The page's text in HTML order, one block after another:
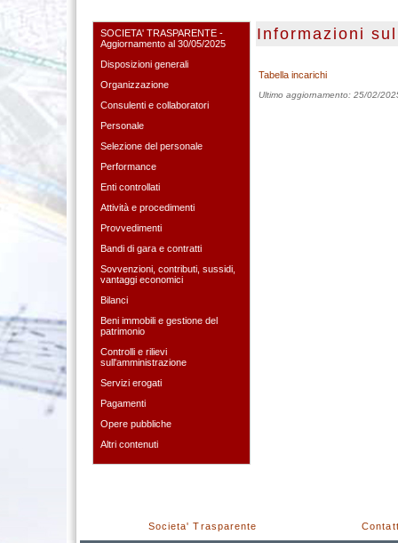
SOCIETA' TRASPARENTE -
Aggiornamento al 30/05/2025
Disposizioni generali
Organizzazione
Consulenti e collaboratori
Personale
Selezione del personale
Performance
Enti controllati
Attività e procedimenti
Provvedimenti
Bandi di gara e contratti
Sovvenzioni, contributi, sussidi,
vantaggi economici
Bilanci
Beni immobili e gestione del
patrimonio
Controlli e rilievi
sull'amministrazione
Servizi erogati
Pagamenti
Opere pubbliche
Altri contenuti
Informazioni
Tabella incarichi
Ultimo aggiornamento: 25/02/
Societa' Trasparente